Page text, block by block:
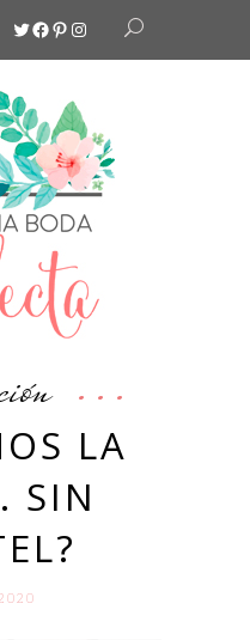
Twitter
Facebook
Pinterest
Instagram
LA
SIN